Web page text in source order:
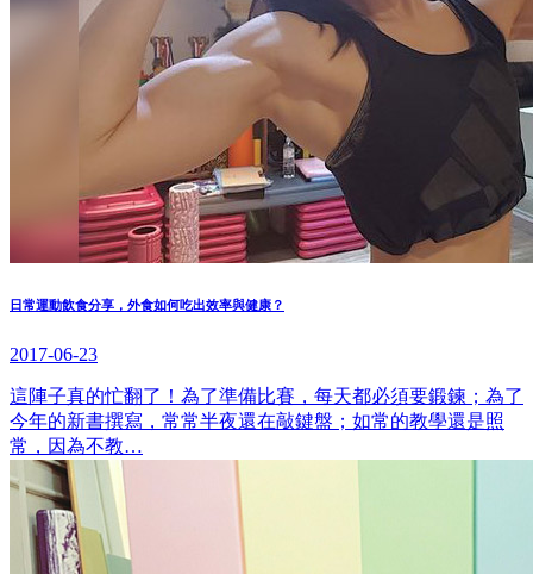
日常運動飲食分享，外食如何吃出效率與健康？
2017-06-23
​這陣子真的忙翻了！為了準備比賽，每天都必須要鍛鍊；為了
今年的新書撰寫，常常半夜還在敲鍵盤；如常的教學還是照
常，因為不教…